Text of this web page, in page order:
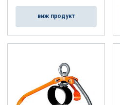
виж продукт